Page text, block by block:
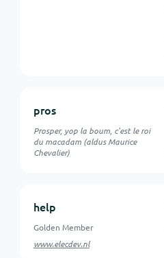
pros
Prosper, yop la boum, c'est le roi
du macadam (aldus Maurice
Chevalier)
help
Golden Member
www.elecdev.nl